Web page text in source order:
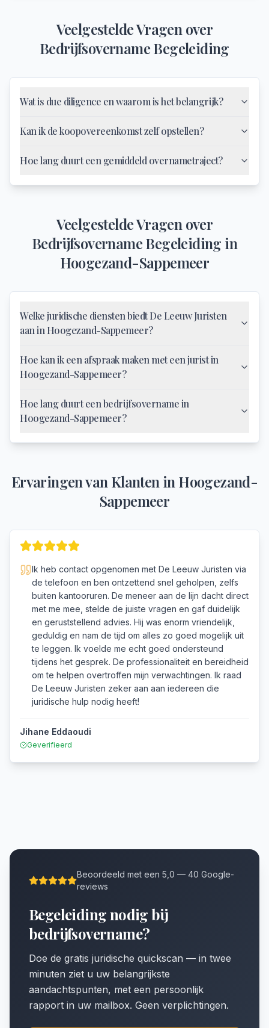
Veelgestelde Vragen over
Bedrijfsovername Begeleiding
Wat is due diligence en waarom is het belangrijk?
Kan ik de koopovereenkomst zelf opstellen?
Hoe lang duurt een gemiddeld overnametraject?
Veelgestelde Vragen over
Bedrijfsovername Begeleiding in
Hoogezand-Sappemeer
Welke juridische diensten biedt De Leeuw Juristen
aan in Hoogezand-Sappemeer?
Hoe kan ik een afspraak maken met een jurist in
Hoogezand-Sappemeer?
Hoe lang duurt een bedrijfsovername in
Hoogezand-Sappemeer?
Ervaringen van Klanten in Hoogezand-
Sappemeer
Ik heb contact opgenomen met De Leeuw Juristen via
de telefoon en ben ontzettend snel geholpen, zelfs
buiten kantooruren. De meneer aan de lijn dacht direct
met me mee, stelde de juiste vragen en gaf duidelijk
en geruststellend advies. Hij was enorm vriendelijk,
geduldig en nam de tijd om alles zo goed mogelijk uit
te leggen. Ik voelde me echt goed ondersteund
tijdens het gesprek. De professionaliteit en bereidheid
om te helpen overtroffen mijn verwachtingen. Ik raad
De Leeuw Juristen zeker aan aan iedereen die
juridische hulp nodig heeft!
Jihane Eddaoudi
Geverifieerd
Beoordeeld met een 5,0 — 40 Google-
reviews
Begeleiding nodig bij
bedrijfsovername?
Doe de gratis juridische quickscan — in twee
minuten ziet u uw belangrijkste
aandachtspunten, met een persoonlijk
rapport in uw mailbox. Geen verplichtingen.